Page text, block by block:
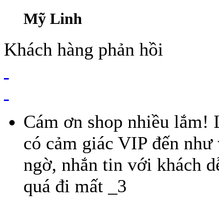
Mỹ Linh
Khách hàng phản hồi
Cám ơn shop nhiều lắm!
có cảm giác VIP đến
ngờ, nhắn tin với khách
quá đi mất _3